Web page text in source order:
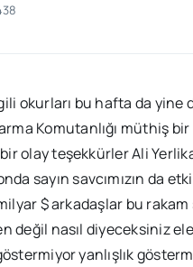
okurları bu hafta da
Komutanlığı müthiş
olay teşekkürler Ali
sayın savcımızın da
$ arkadaşlar bu
değil nasıl diyeceksiniz
yanlışlık